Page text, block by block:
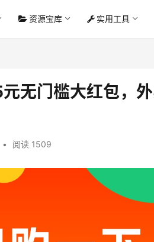
资源宝库 实用工具
无门槛大红包，
• 阅读 1509